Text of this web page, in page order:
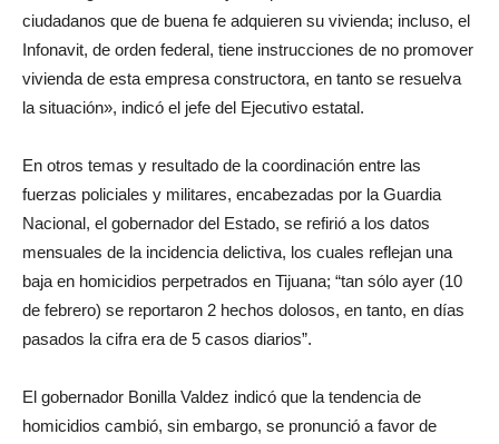
ciudadanos que de buena fe adquieren su vivienda; incluso, el
Infonavit, de orden federal, tiene instrucciones de no promover
vivienda de esta empresa constructora, en tanto se resuelva
la situación», indicó el jefe del Ejecutivo estatal.
En otros temas y resultado de la coordinación entre las
fuerzas policiales y militares, encabezadas por la Guardia
Nacional, el gobernador del Estado, se refirió a los datos
mensuales de la incidencia delictiva, los cuales reflejan una
baja en homicidios perpetrados en Tijuana; “tan sólo ayer (10
de febrero) se reportaron 2 hechos dolosos, en tanto, en días
pasados la cifra era de 5 casos diarios”.
El gobernador Bonilla Valdez indicó que la tendencia de
homicidios cambió, sin embargo, se pronunció a favor de